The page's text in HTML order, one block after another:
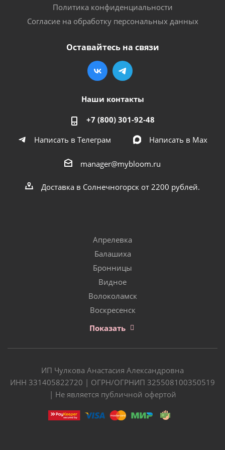
Политика конфиденциальности
Согласие на обработку персональных данных
Оставайтесь на связи
Наши контакты
+7 (800) 301-92-48
Написать в Телеграм
Написать в Мах
manager@mybloom.ru
Доставка в Солнечногорск от 2200 рублей.
Апрелевка
Балашиха
Бронницы
Видное
Волоколамск
Воскресенск
Показать
ИП Чулкова Анастасия Александровна
ИНН 331405822720 | ОГРН/ОГРНИП 325508100350519
| Не является публичной офертой